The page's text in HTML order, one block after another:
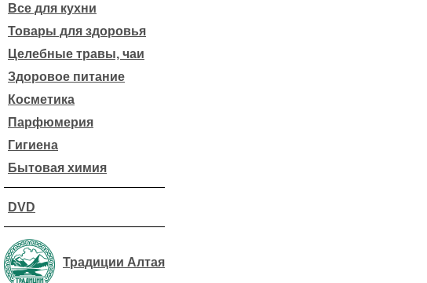
Все для кухни
Товары для здоровья
Целебные травы, чаи
Здоровое питание
Косметика
Парфюмерия
Гигиена
Бытовая химия
DVD
Традиции Алтая